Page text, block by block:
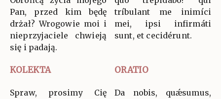
Pan, przed kim będę
drżał? Wrogowie moi i
nieprzyjaciele chwieją
się i padają.
tríbulant me inimíci
mei, ipsi infirmáti
sunt, et cecidérunt.
KOLEKTA ORATIO
Spraw, prosimy Cię
Da nobis, quǽsumus,